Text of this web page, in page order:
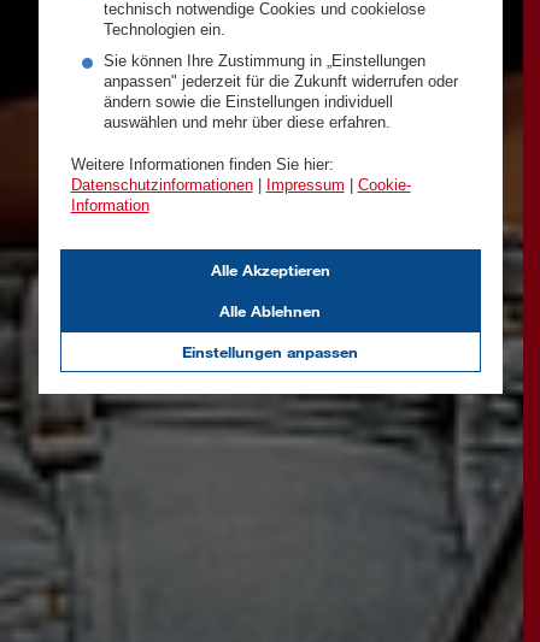
technisch notwendige Cookies und cookielose
Technologien ein.
Sie können Ihre Zustimmung in „Einstellungen
anpassen" jederzeit für die Zukunft widerrufen oder
ändern sowie die Einstellungen individuell
auswählen und mehr über diese erfahren.
Weitere Informationen finden Sie hier:
Datenschutzinformationen| Impressum
Cookie-
Information
Einstellungen anpassen
Alle Ablehnen
Alle Akzeptieren